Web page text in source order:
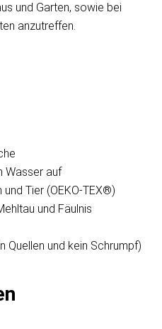
und Garten, sowie bei
anzutreffen.
Wasser auf
Tier (OEKO-TEX®)
und Fäulnis
Quellen und kein Schrumpf)